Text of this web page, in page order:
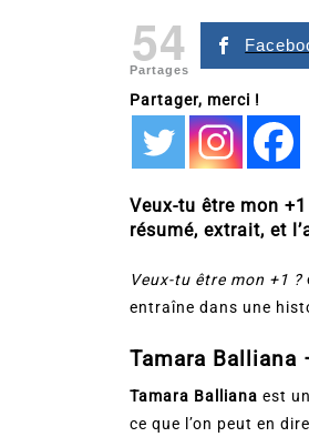
54
Partages
Partager, merci !
Veux-tu être mon
résumé, extrait, et
Veux-tu être mon +1 ?
entraîne dans une
Tamara Balliana
Tamara Balliana est
ce que l’on peut en
2026